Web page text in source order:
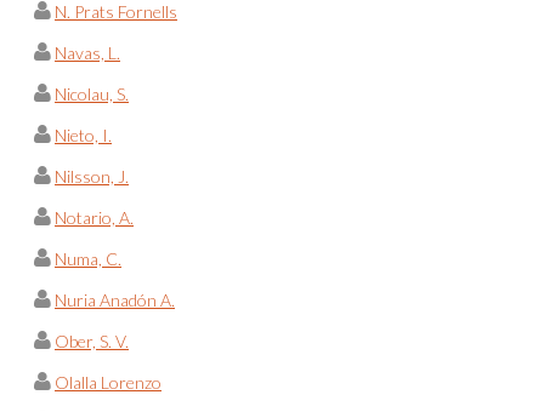
N. Prats Fornells
Navas, L.
Nicolau, S.
Nieto, I.
Nilsson, J.
Notario, A.
Numa, C.
Nuria Anadón A.
Ober, S. V.
Olalla Lorenzo